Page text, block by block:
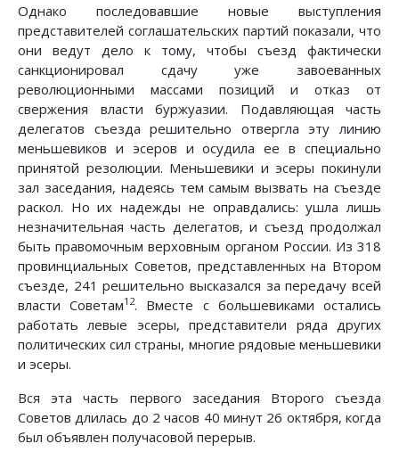
Однако последовавшие новые выступления
представителей соглашательских партий показали, что
они ведут дело к тому, чтобы съезд фактически
санкционировал сдачу уже завоеванных
революционными массами позиций и отказ от
свержения власти буржуазии. Подавляющая часть
делегатов съезда решительно отвергла эту линию
меньшевиков и эсеров и осудила ее в специально
принятой резолюции. Меньшевики и эсеры покинули
зал заседания, надеясь тем самым вызвать на съезде
раскол. Но их надежды не оправдались: ушла лишь
незначительная часть делегатов, и съезд продолжал
быть правомочным верховным органом России. Из 318
провинциальных Советов, представленных на Втором
съезде, 241 решительно высказался за передачу всей
власти Советам12. Вместе с большевиками остались
работать левые эсеры, представители ряда других
политических сил страны, многие рядовые меньшевики
и эсеры.
Вся эта часть первого заседания Второго съезда
Советов длилась до 2 часов 40 минут 26 октября, когда
был объявлен получасовой перерыв.